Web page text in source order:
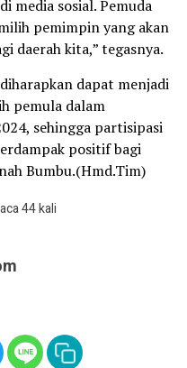
media sosial. Pemuda
pemimpin yang akan
daerah kita,” tegasnya.
dapat menjadi
pemula dalam
sehingga partisipasi
positif bagi
Bumbu.(Hmd.Tim)
44 kali